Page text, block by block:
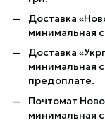
Доставка
минимальная
Доставка
минимальная
предоплате.
Почтомат
минимальная